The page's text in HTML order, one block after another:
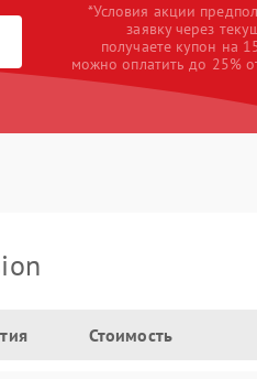
*Условия акции
заявку через
получаете купон на
можно оплатить до 25%
Стоимость